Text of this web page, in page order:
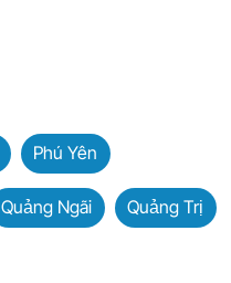
Phú Yên
Quảng Ngãi Quảng Trị